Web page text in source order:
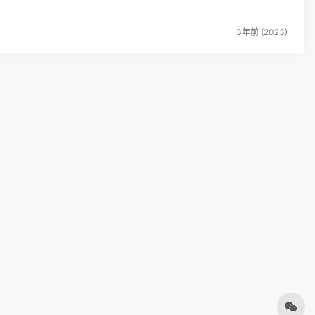
3年前 (2023)